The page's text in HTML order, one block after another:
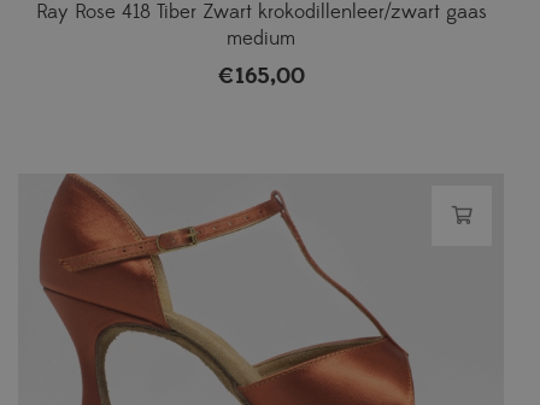
Ray Rose 418 Tiber Zwart krokodillenleer/zwart gaas
medium
€165,00